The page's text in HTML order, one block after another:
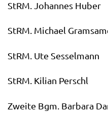
StRM. Johannes Huber
StRM. Michael
StRM. Ute Sesselmann
StRM. Kilian Perschl
Zweite Bgm. Barbara